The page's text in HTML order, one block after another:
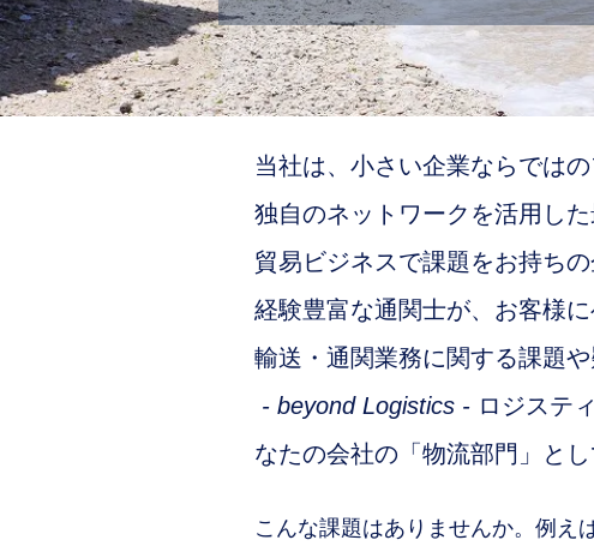
当社は、小さい企業ならでは
独自のネットワークを活用し
貿易ビジネスで課題をお持ち
経験豊富な通関士が、お客様
輸送・通関業務に関する課題
- beyond Logistics - ロジステ
なたの会社の「物流部門」と
こんな課題はありませんか。例え